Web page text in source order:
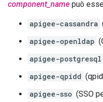
component_name può
apigee-cassandra
apigee-openldap
apigee-postgresql
apigee-qpidd
apigee-sso (SSO